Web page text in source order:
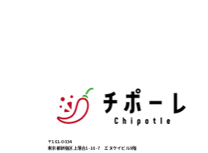
〒161-0034
東京都新宿区上落合1-16-7 エヌケイビル9階